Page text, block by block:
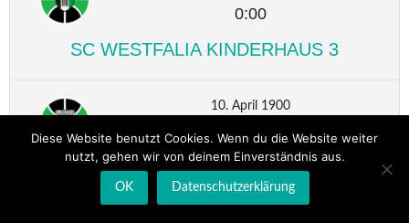
0:00
SC WESTFALIA KINDERHAUS 3
10. April 1900
0:00
SC WESTFALIA KINDERHAUS 3
Diese Website benutzt Cookies. Wenn du die Website weiter
nutzt, gehen wir von deinem Einverständnis aus.
OK Datenschutzerklärung